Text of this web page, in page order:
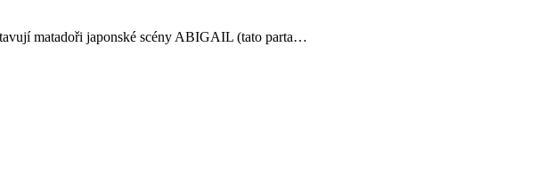
matadoři japonské scény ABIGAIL (tato parta…